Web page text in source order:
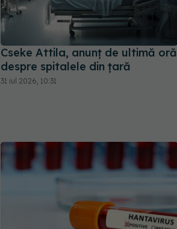
Cseke Attila, anunț de ultimă oră
despre spitalele din țară
31 iul 2026, 10:31